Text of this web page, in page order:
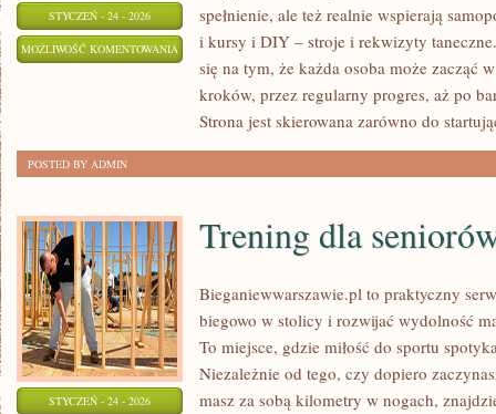
STYCZEŃ - 24 - 2026
MOŻLIWOŚĆ KOMENTOWANIA NAUKA
TAŃCA
KURSY
spełnienie, ale też realnie wspierają
i kursy i DIY – stroje i rekwizyty
się na tym, że każda osoba może zacząć
kroków, przez regularny progres, aż po
Strona jest skierowana zarówno do
POSTED BY ADMIN
STYCZEŃ - 24 - 2026
Trening dla
Bieganiewwarszawie.pl to praktyczny
biegowo w stolicy i rozwijać wydolność
To miejsce, gdzie miłość do sportu
Niezależnie od tego, czy dopiero
masz za sobą kilometry w nogach,